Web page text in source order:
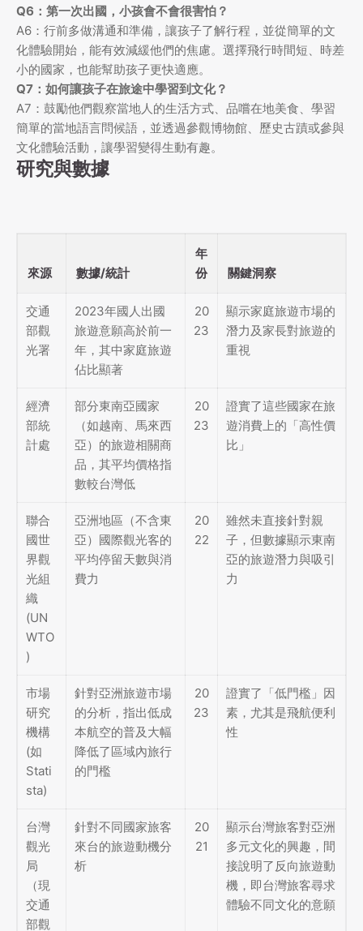
Q6：第一次出國，小孩會不會很害怕？
A6：行前多做溝通和準備，讓孩子了解行程，並從簡單的文
化體驗開始，能有效減緩他們的焦慮。選擇飛行時間短、時差
小的國家，也能幫助孩子更快適應。
Q7：如何讓孩子在旅途中學習到文化？
A7：鼓勵他們觀察當地人的生活方式、品嚐在地美食、學習
簡單的當地語言問候語，並透過參觀博物館、歷史古蹟或參與
文化體驗活動，讓學習變得生動有趣。
研究與數據
來源 數據/統計
年
份
關鍵洞察
交通
部觀
光署
2023年國人出國
旅遊意願高於前一
年，其中家庭旅遊
佔比顯著
20
23
顯示家庭旅遊市場的
潛力及家長對旅遊的
重視
經濟
部統
計處
部分東南亞國家
（如越南、馬來西
亞）的旅遊相關商
品，其平均價格指
數較台灣低
20
23
證實了這些國家在旅
遊消費上的「高性價
比」
聯合
國世
界觀
光組
織
(UN
WTO
)
亞洲地區（不含東
亞）國際觀光客的
平均停留天數與消
費力
20
22
雖然未直接針對親
子，但數據顯示東南
亞的旅遊潛力與吸引
力
市場
研究
機構
(如
Stati
sta)
針對亞洲旅遊市場
的分析，指出低成
本航空的普及大幅
降低了區域內旅行
的門檻
20
23
證實了「低門檻」因
素，尤其是飛航便利
性
台灣
觀光
局
（現
交通
部觀
針對不同國家旅客
來台的旅遊動機分
析
20
21
顯示台灣旅客對亞洲
多元文化的興趣，間
接說明了反向旅遊動
機，即台灣旅客尋求
體驗不同文化的意願